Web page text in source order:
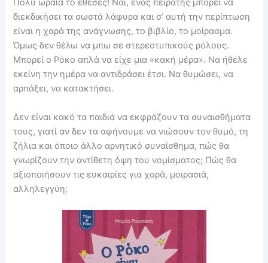
Πολύ ωραία το έθεσες! Ναι, ένας πειρατής μπορεί να
διεκδικήσει τα σωστά λάφυρα και σ’ αυτή την περίπτωση
είναι η χαρά της ανάγνωσης, το βιβλίο, το μοίρασμα.
Όμως δεν θέλω να μπω σε στερεοτυπικούς ρόλους.
Μπορεί ο Ρόκο απλά να είχε μια «κακή μέρα». Να ήθελε
εκείνη την ημέρα να αντιδράσει έτσι. Να θυμώσει, να
αρπάξει, να κατακτήσει.
Δεν είναι κακό τα παιδιά να εκφράζουν τα συναισθήματα
τους, γιατί αν δεν τα αφήνουμε να νιώσουν τον θυμό, τη
ζήλια και όποιο άλλο αρνητικό συναίσθημα, πώς θα
γνωρίζουν την αντίθετη όψη του νομίσματος; Πώς θα
αξιοποιήσουν τις ευκαιρίες για χαρά, μοιρασιά,
αλληλεγγύη;